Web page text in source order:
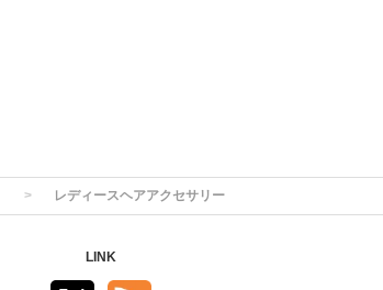
レディースヘアアクセサリー
LINK